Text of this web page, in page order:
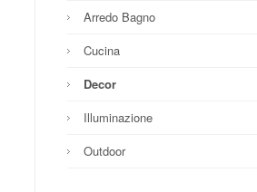
Arredo Bagno
Cucina
Decor
Illuminazione
Outdoor